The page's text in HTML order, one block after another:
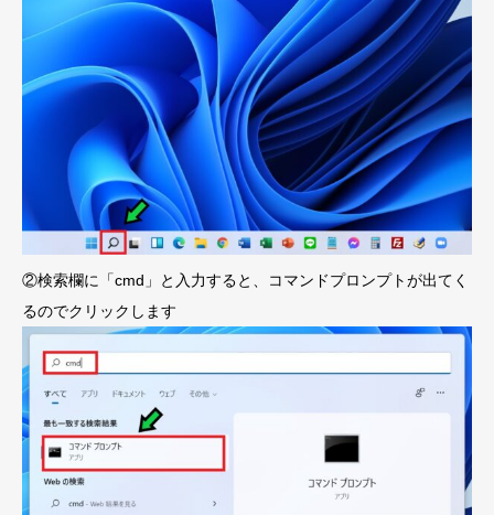
②検索欄に「cmd」と入力すると、コマンドプロンプトが出てく
るのでクリックします